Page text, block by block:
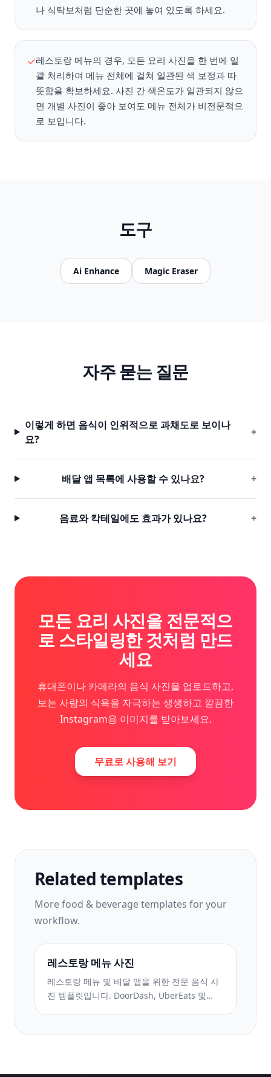
나 식탁보처럼 단순한 곳에 놓여 있도록 하세요.
✓레스토랑 메뉴의 경우, 모든 요리 사진을 한 번에 일
괄 처리하여 메뉴 전체에 걸쳐 일관된 색 보정과 따
뜻함을 확보하세요. 사진 간 색온도가 일관되지 않으
면 개별 사진이 좋아 보여도 메뉴 전체가 비전문적으
로 보입니다.
도구
Ai Enhance Magic Eraser
자주 묻는 질문
이렇게 하면 음식이 인위적으로 과채도로 보이나
요?
+
배달 앱 목록에 사용할 수 있나요? +
음료와 칵테일에도 효과가 있나요? +
모든 요리 사진을 전문적으
로 스타일링한 것처럼 만드
세요
휴대폰이나 카메라의 음식 사진을 업로드하고,
보는 사람의 식욕을 자극하는 생생하고 깔끔한
Instagram용 이미지를 받아보세요.
무료로 사용해 보기
Related templates
Morefood & beveragetemplates for your
workflow.
레스토랑 메뉴 사진
레스토랑 메뉴 및 배달 앱을 위한 전문 음식 사
진 템플릿입니다. DoorDash, UberEats 및
기.